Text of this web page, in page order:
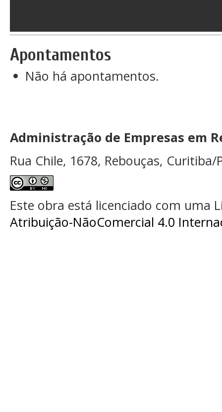
Apontamentos
Não há apontamentos.
Administração de Empresas em
Rua Chile, 1678, Rebouças, Curitiba/
Este obra está licenciado com uma
Atribuição-NãoComercial 4.0